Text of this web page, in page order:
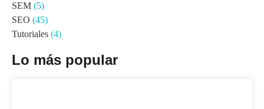
SEM (5)
SEO (45)
Tutoriales (4)
Lo más popular